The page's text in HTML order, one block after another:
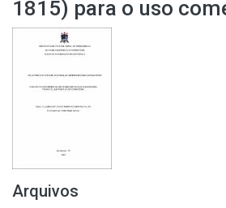
1815) para o uso
Arquivos